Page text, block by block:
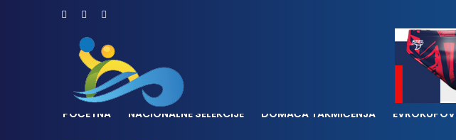
POČETNA NACIONALNE SELEKCIJE DOMAĆA TAKMIČENJA